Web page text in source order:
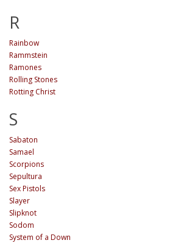
R
Rainbow
Rammstein
Ramones
Rolling Stones
Rotting Christ
S
Sabaton
Samael
Scorpions
Sepultura
Sex Pistols
Slayer
Slipknot
Sodom
System of a Down